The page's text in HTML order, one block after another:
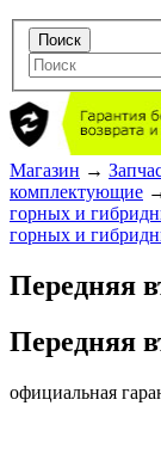
Магазин →
комплектующие
горных и
горных и
Передняя
Передняя
официальная